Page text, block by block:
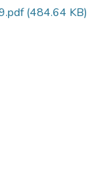
(484.64 KB)